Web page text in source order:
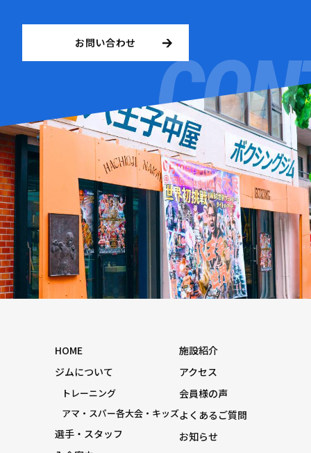
お問い合わせ
HOME
ジムについて
トレーニング
アマ・スパー各大会・キッズ
選手・スタッフ
施設紹介
アクセス
会員様の声
よくあるご質問
お知らせ